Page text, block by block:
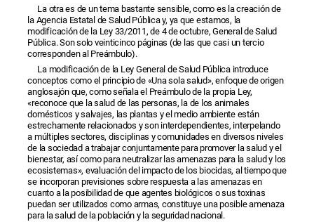
La otra es de un tema bastante sensible, como es la creación de
la Agencia Estatal de Salud Pública y, ya que estamos, la
modificación de la Ley 33/2011, de 4 de octubre, General de Salud
Pública. Son solo veinticinco páginas (de las que casi un tercio
corresponden al Preámbulo).
La modificación de la Ley General de Salud Pública introduce
conceptos como el principio de «Una sola salud», enfoque de origen
anglosajón que, como señala el Preámbulo de la propia Ley,
«reconoce que la salud de las personas, la de los animales
domésticos y salvajes, las plantas y el medio ambiente están
estrechamente relacionados y son interdependientes, interpelando
a múltiples sectores, disciplinas y comunidades en diversos niveles
de la sociedad a trabajar conjuntamente para promover la salud y el
bienestar, así como para neutralizar las amenazas para la salud y los
ecosistemas», evaluación del impacto de los biocidas, al tiempo que
se incorporan previsiones sobre respuesta a las amenazas en
cuanto a la posibilidad de que agentes biológicos o sus toxinas
puedan ser utilizados como armas, constituye una posible amenaza
para la salud de la población y la seguridad nacional.